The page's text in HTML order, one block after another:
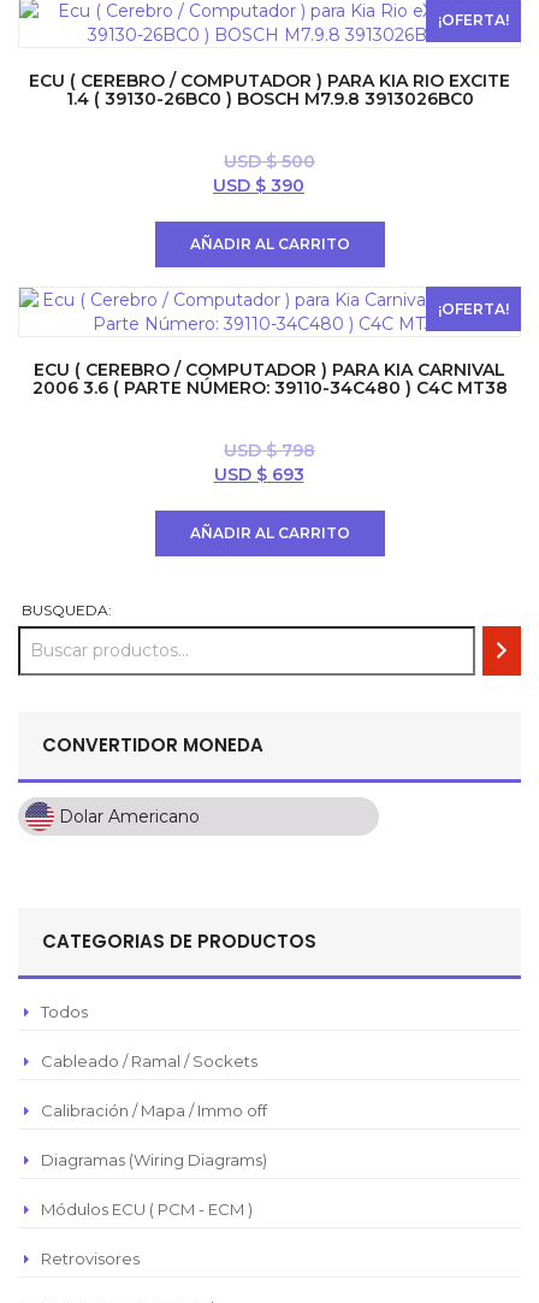
$ 800.
$ 700.
¡OFERTA!
ECU ( CEREBRO / COMPUTADOR ) PARA KIA RIO EXCITE
1.4 ( 39130-26BC0 ) BOSCH M7.9.8 3913026BC0
USD $500
El
era:
$ 500.
USD $ 390
es:
$ 390.
AÑADIR AL CARRITO
¡OFERTA!
ECU ( CEREBRO / COMPUTADOR ) PARA KIA CARNIVAL
2006 3.6 ( PARTE NÚMERO: 39110-34C480 ) C4C MT38
USD $798
El
era:
USD $693El
es:
AÑADIR AL CARRITO
BUSQUEDA:
CONVERTIDOR MONEDA
Dolar Americano
Dolar Americano
Pesos Mexicanos
Euro
Real Brasilero
CATEGORIAS DE PRODUCTOS
Todos
Cableado / Ramal / Sockets
Calibración / Mapa / Immo off
Diagramas (Wiring Diagrams)
Módulos ECU ( PCM - ECM )
Retrovisores